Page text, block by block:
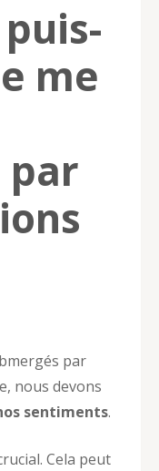
me
par
par
nous devons
sentiments.
Cela peut